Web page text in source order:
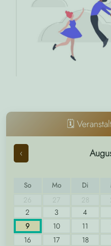
🗓️
‹
So Mo Di
26 27 28
2
3 4
9
10 11
16
17 18